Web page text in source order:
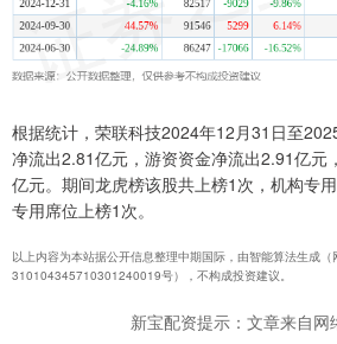
根据统计，荣联科技2024年12月31日至
净流出2.81亿元，游资资金净流出2.91亿元
亿元。期间龙虎榜该股共上榜1次，机构专
专用席位上榜1次。
以上内容为本站据公开信息整理中期国际，由智能算法生成（
310104345710301240019号），不构成投资建议。
新宝配资提示：文章来自网